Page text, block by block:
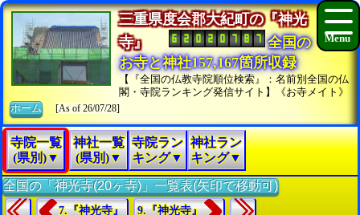
三重県度会郡大紀町の『神光
寺』
全国の
お寺と神社157,167箇所収録
【『全国の仏教寺院順位検索』：名前別全国の仏
閣・寺院ランキング発信サイト】《お寺メイト》
ホーム
[As of 26/07/28]
寺院一覧
(県別)▼
神社一覧
(県別)▼
寺院ラン
キング▼
神社ラン
キング▼
全国の「神光寺(20ヶ寺)」一覧表(矢印で移動可)
7.『神光寺』 9.『神光寺』